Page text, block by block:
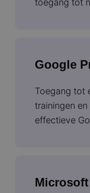
toegang tot
Google
Toegang tot
trainingen
effectieve